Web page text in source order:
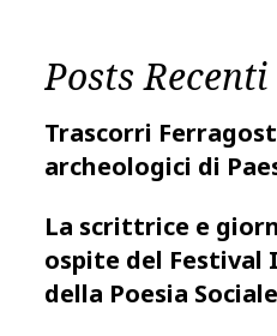
Posts Recenti
Trascorri
archeologici di
La scrittrice e
ospite del Festival
della Poesia Sociale